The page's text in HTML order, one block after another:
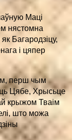
Маці
нястомна
Багародзіцу,
і цяпер
перш чым
Цябе, Хрысьце
крыжом Тваім
што можа